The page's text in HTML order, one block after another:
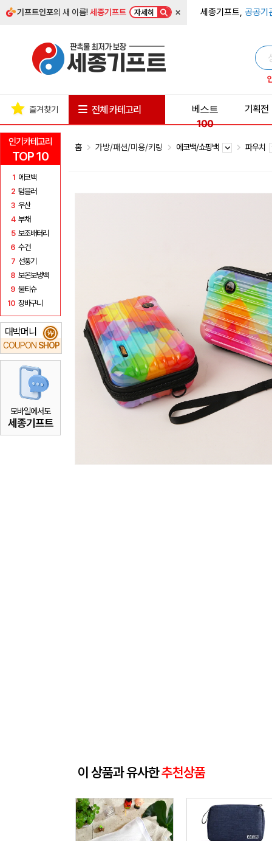
기프트인포의 새 이름!세종기프트 자세히 × 세종기프트, 공공기
인기카테고리
TOP 10
1 에코백
2 텀블러
3 우산
4 부채
5 보조배터리
6 수건
7 선풍기
8 보온보냉백
9 물티슈
10 장바구니
대박머니
COUPON SHOP
₩
모바일에서도
세종기프트
즐겨찾기 전체 카테고리
베스트
100
기획전
홈 가방/패션/미용/키링 에코백/쇼핑백 파우치
이 상품과 유사한추천상품